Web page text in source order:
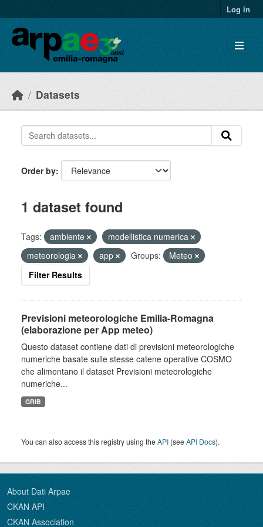
Log in
Datasets
Order by
1 dataset found
Tags: ambiente
modellistica numerica
meteorologia
app Groups:
Meteo
Filter Results
Previsioni meteorologiche Emilia-Romagna
(elaborazione per App meteo)
Questo dataset contiene dati di previsioni meteorologiche
numeriche basate sulle stesse catene operative COSMO
che alimentano il dataset Previsioni meteorologiche
numeriche...
GRIB
You can also access this registry using theAPI (seeAPI Docs).
About Dati Arpae
CKAN API
CKAN Association